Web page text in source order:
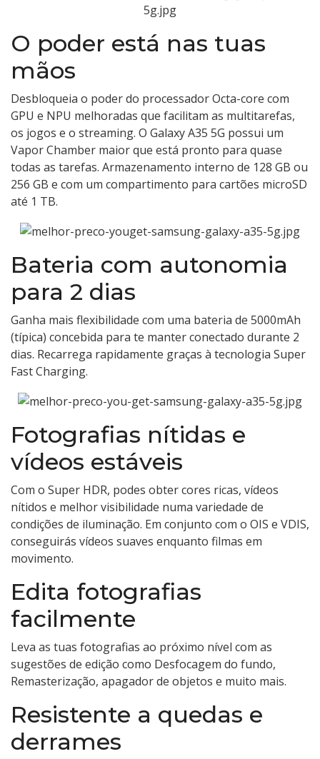
O poder está nas tuas
mãos
Desbloqueia o poder do processador Octa-core com
GPU e NPU melhoradas que facilitam as multitarefas,
os jogos e o streaming. O Galaxy A35 5G possui um
Vapor Chamber maior que está pronto para quase
todas as tarefas. Armazenamento interno de 128 GB ou
256 GB e com um compartimento para cartões microSD
até 1 TB.
Bateria com autonomia
para 2 dias
Ganha mais flexibilidade com uma bateria de 5000mAh
(típica) concebida para te manter conectado durante 2
dias. Recarrega rapidamente graças à tecnologia Super
Fast Charging.
Fotografias nítidas e
vídeos estáveis
Com o Super HDR, podes obter cores ricas, vídeos
nítidos e melhor visibilidade numa variedade de
condições de iluminação. Em conjunto com o OIS e VDIS,
conseguirás vídeos suaves enquanto filmas em
movimento.
Edita fotografias
facilmente
Leva as tuas fotografias ao próximo nível com as
sugestões de edição como Desfocagem do fundo,
Remasterização, apagador de objetos e muito mais.
Resistente a quedas e
derrames